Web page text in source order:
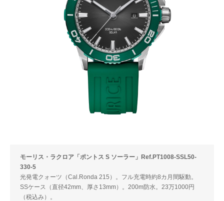
モーリス・ラクロア「ポントス S ソーラー」Ref.PT1008-SSL50-
330-5
光発電クォーツ（Cal.Ronda 215）。フル充電時約8カ月間駆動。
SSケース（直径42mm、厚さ13mm）。200m防水。23万1000円
（税込み）。